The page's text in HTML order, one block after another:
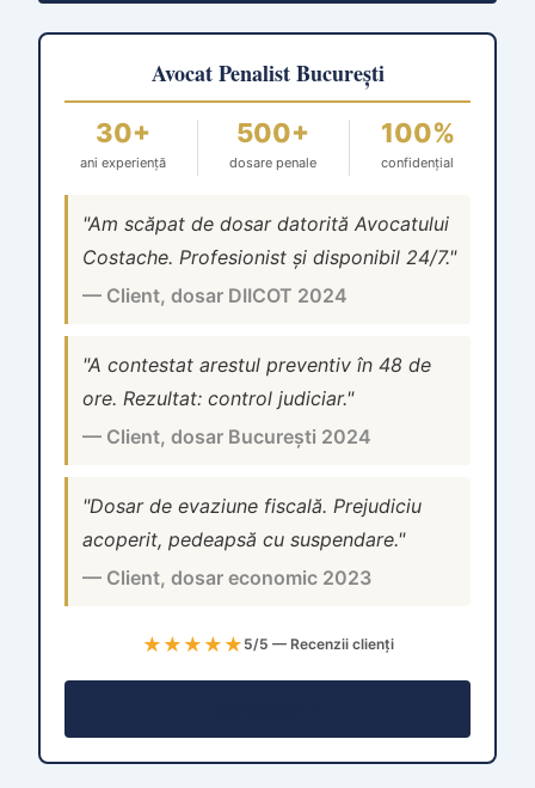
Avocat Penalist București
30+
ani experiență
500+
dosare penale
100%
confidențial
"Am scăpat de dosar datorită Avocatului
Costache. Profesionist și disponibil 24/7."
— Client, dosar DIICOT 2024
"A contestat arestul preventiv în 48 de
ore. Rezultat: control judiciar."
— Client, dosar București 2024
"Dosar de evaziune fiscală. Prejudiciu
acoperit, pedeapsă cu suspendare."
— Client, dosar economic 2023
★★★★★ 5/5 — Recenzii clienți